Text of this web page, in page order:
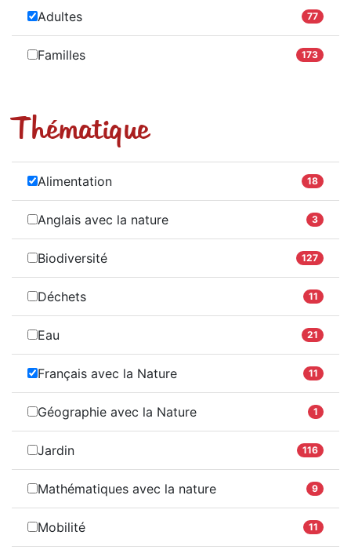
Adultes 77
Familles 173
Thématique
Alimentation 18
Anglais avec la nature 3
Biodiversité 127
Déchets 11
Eau 21
Français avec la Nature 11
Géographie avec la Nature 1
Jardin 116
Mathématiques avec la nature 9
Mobilité 11